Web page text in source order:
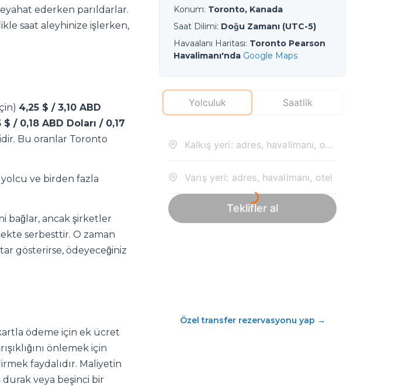
ederken parıldarlar.
saat aleyhinize işlerken,
4,25 $ / 3,10 ABD
$ / 0,18 ABD Doları / 0,17
Bu oranlar Toronto
ve birden fazla
bağlar, ancak şirketler
serbesttir. O zaman
gösterirse, ödeyeceğiniz
ödeme için ek ücret
önlemek için
faydalıdır. Maliyetin
veya beşinci bir
Konum: Toronto, Kanada
Saat Dilimi: Doğu Zamanı (UTC-5)
Havaalanı Haritası: Toronto Pearson
Havalimanı'nda Google Maps
Özel transfer rezervasyonu yap →